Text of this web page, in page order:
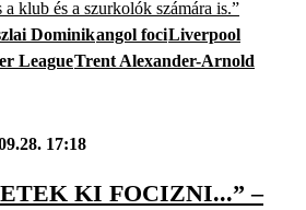
klub és a szurkolók számára is.”
Dominikangol fociLiverpool
LeagueTrent Alexander-Arnold
17:18
KI FOCIZNI...” –